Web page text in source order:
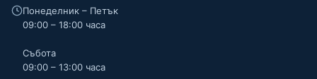
Понеделник – Петък
09:00 – 18:00 часа
Събота
09:00 – 13:00 часа